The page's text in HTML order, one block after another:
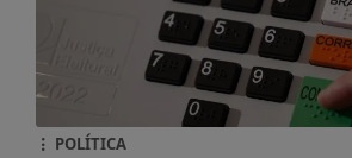
POLÍTICA